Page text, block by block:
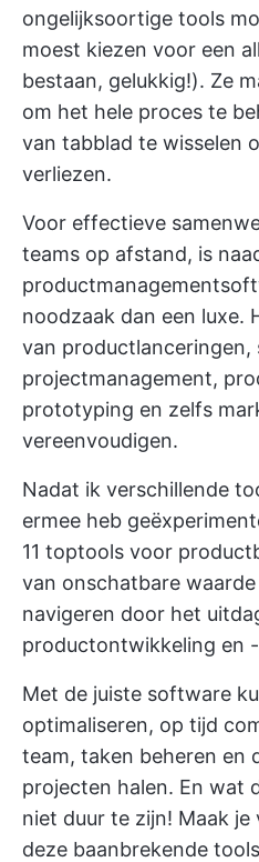
ongelijksoortige tools
moest kiezen voor een
bestaan, gelukkig!). Ze
om het hele proces te
van tabblad te wisselen
verliezen.
Voor effectieve
teams op afstand, is
noodzaak dan een luxe.
van productlanceringen,
projectmanagement,
prototyping en zelfs
vereenvoudigen.
Nadat ik verschillende
ermee heb
11 toptools voor
van onschatbare
navigeren door het
productontwikkeling en
Met de juiste software
optimaliseren, op tijd
team, taken beheren en
projecten halen. En wat
niet duur te zijn! Maak
deze baanbrekende